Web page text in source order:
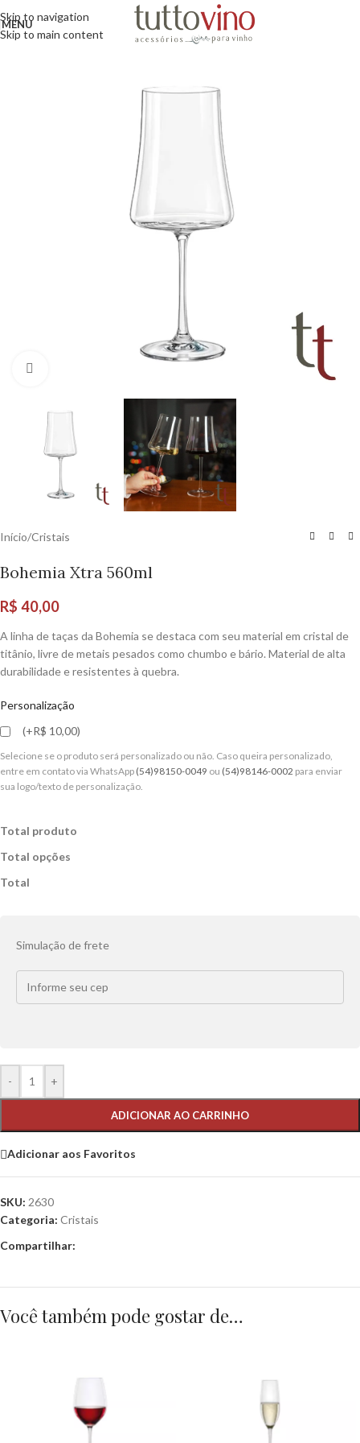
Skip to navigation
Skip to main content
MENU
Início/Cristais
Bohemia Xtra 560ml
R$ 40,00
A linha de taças da Bohemia se destaca com seu material em cristal de
titânio, livre de metais pesados como chumbo e bário. Material de alta
durabilidade e resistentes à quebra.
Personalização
(+R$ 10,00)
Selecione se o produto será personalizado ou não. Caso queira personalizado,
entre em contato via WhatsApp (54)98150-0049 ou (54)98146-0002 para enviar
sua logo/texto de personalização.
Total produto
Total opções
Total
Simulação de frete
- +
ADICIONAR AO CARRINHO
Adicionar aos Favoritos
SKU: 2630
Categoria: Cristais
Compartilhar:
Você também pode gostar de…